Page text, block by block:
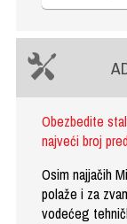
Obezbedite
najveći broj
Osim najjačih
polaže i za
vodećeg